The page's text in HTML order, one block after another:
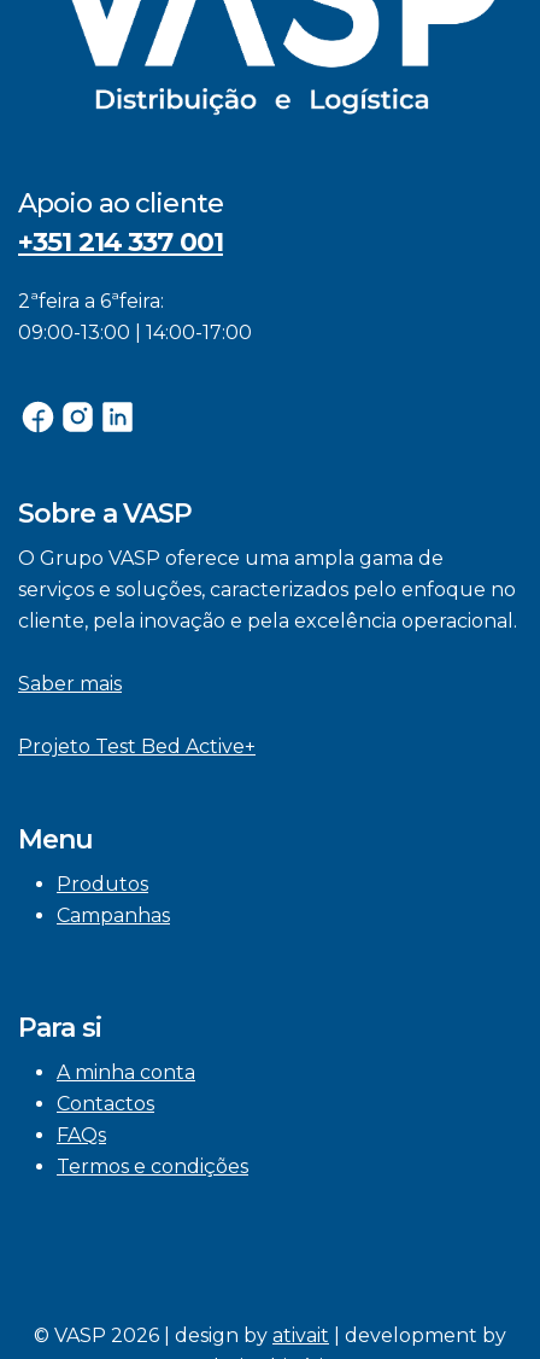
Apoio ao cliente
+351 214 337 001
2ªfeira a 6ªfeira:
09:00-13:00 | 14:00-17:00
Sobre a VASP
O Grupo VASP oferece uma ampla gama de
serviços e soluções, caracterizados pelo enfoque no
cliente, pela inovação e pela excelência operacional.
Saber mais
Projeto Test Bed Active+
Menu
Produtos
Campanhas
Para si
A minha conta
Contactos
FAQs
Termos e condições
© VASP 2026 | design by ativait | development by